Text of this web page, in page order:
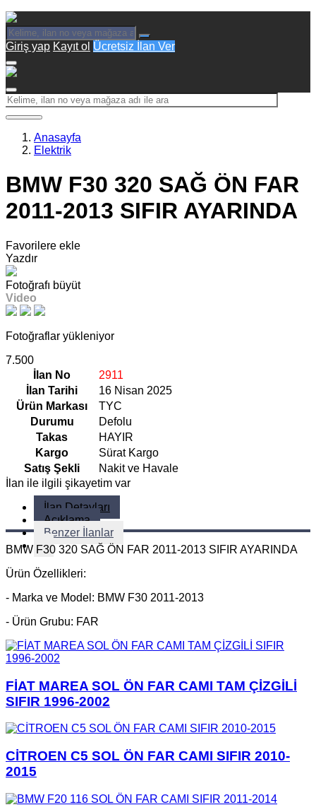
Giriş yap Kayıt ol Ücretsiz İlan Ver
Anasayfa
Elektrik
BMW F30 320 SAĞ ÖN FAR
2011-2013 SIFIR AYARINDA
Favorilere ekle
Yazdır
Fotoğrafı büyüt
Video
Fotoğraflar yükleniyor
7.500
İlan No
2911
İlan Tarihi
16 Nisan 2025
Ürün Markası
TYC
Durumu
Defolu
Takas
HAYIR
Kargo
Sürat Kargo
Satış Şekli
Nakit ve Havale
İlan ile ilgili şikayetim var
İlan Detayları
Açıklama
Benzer İlanlar
BMW F30 320 SAĞ ÖN FAR 2011-2013 SIFIR AYARINDA
Ürün Özellikleri:
- Marka ve Model: BMW F30 2011-2013
- Ürün Grubu: FAR
FİAT MAREA SOL ÖN FAR CAMI TAM ÇİZGİLİ
SIFIR 1996-2002
CİTROEN C5 SOL ÖN FAR CAMI SIFIR 2010-
2015